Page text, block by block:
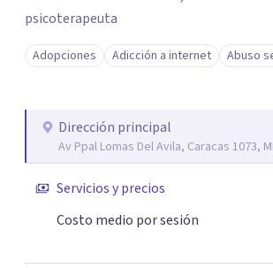
psicoterapeuta
Adopciones Adicción a internet Abuso
Dirección principal
Av Ppal Lomas Del Avila, Caracas 1073,
Servicios y precios
Costo medio por sesión